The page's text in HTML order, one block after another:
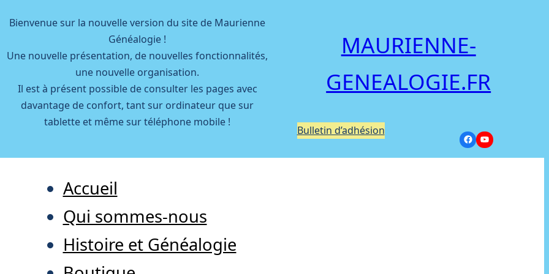
Bienvenue sur la nouvelle version du site de Maurienne
Généalogie !
Une nouvelle présentation, de nouvelles fonctionnalités,
une nouvelle organisation.
Il est à présent possible de consulter les pages avec
davantage de confort, tant sur ordinateur que sur
tablette et même sur téléphone mobile !
MAURIENNE-
GENEALOGIE.FR
Bulletin d’adhésion
Accueil
Qui sommes-nous
Histoire et Généalogie